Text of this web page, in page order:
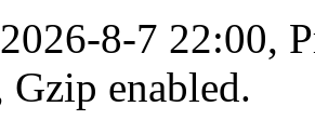
8-7 22:00,
Gzip enabled.